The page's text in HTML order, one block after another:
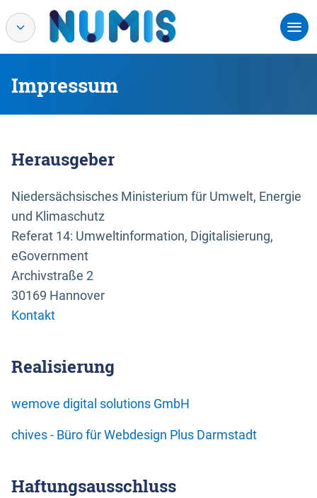
Impressum
Herausgeber
Niedersächsisches Ministerium für Umwelt, Energie
und Klimaschutz
Referat 14: Umweltinformation, Digitalisierung,
eGovernment
Archivstraße 2
30169 Hannover
Kontakt
Realisierung
wemove digital solutions GmbH
chives - Büro für Webdesign Plus Darmstadt
Haftungsausschluss